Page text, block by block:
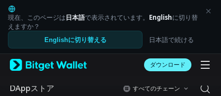
English
日本語
Tiếng Việt
Русский
Español (Latinoamérica)
Italiano
Deutsch
現在、このページは日本語で表示されています。 Englishに切り替
えますか？
Englishに切り替える 日本語で続ける
ダウンロード
DAppストア すべてのチェーン